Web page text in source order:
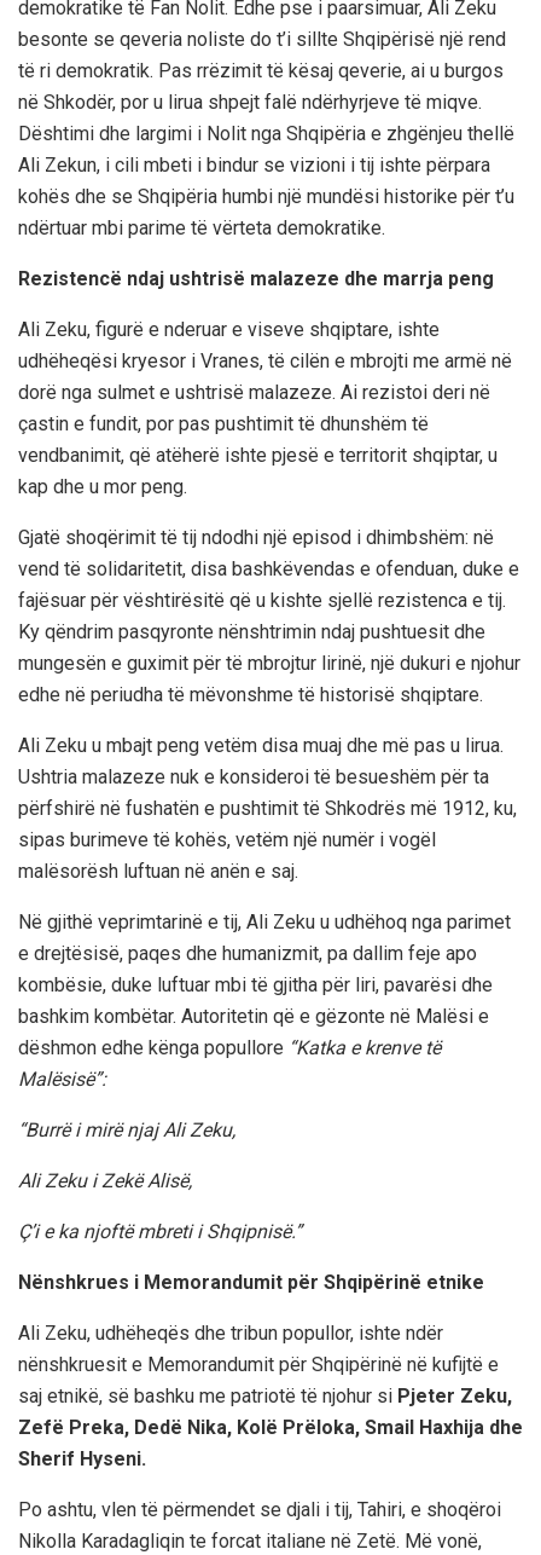
demokratike të Fan Nolit. Edhe pse i paarsimuar, Ali Zeku
besonte se qeveria noliste do t’i sillte Shqipërisë një rend
të ri demokratik. Pas rrëzimit të kësaj qeverie, ai u burgos
në Shkodër, por u lirua shpejt falë ndërhyrjeve të miqve.
Dështimi dhe largimi i Nolit nga Shqipëria e zhgënjeu thellë
Ali Zekun, i cili mbeti i bindur se vizioni i tij ishte përpara
kohës dhe se Shqipëria humbi një mundësi historike për t’u
ndërtuar mbi parime të vërteta demokratike.
Rezistencë ndaj ushtrisë malazeze dhe marrja peng
Ali Zeku, figurë e nderuar e viseve shqiptare, ishte
udhëheqësi kryesor i Vranes, të cilën e mbrojti me armë në
dorë nga sulmet e ushtrisë malazeze. Ai rezistoi deri në
çastin e fundit, por pas pushtimit të dhunshëm të
vendbanimit, që atëherë ishte pjesë e territorit shqiptar, u
kap dhe u mor peng.
Gjatë shoqërimit të tij ndodhi një episod i dhimbshëm: në
vend të solidaritetit, disa bashkëvendas e ofenduan, duke e
fajësuar për vështirësitë që u kishte sjellë rezistenca e tij.
Ky qëndrim pasqyronte nënshtrimin ndaj pushtuesit dhe
mungesën e guximit për të mbrojtur lirinë, një dukuri e njohur
edhe në periudha të mëvonshme të historisë shqiptare.
Ali Zeku u mbajt peng vetëm disa muaj dhe më pas u lirua.
Ushtria malazeze nuk e konsideroi të besueshëm për ta
përfshirë në fushatën e pushtimit të Shkodrës më 1912, ku,
sipas burimeve të kohës, vetëm një numër i vogël
malësorësh luftuan në anën e saj.
Në gjithë veprimtarinë e tij, Ali Zeku u udhëhoq nga parimet
e drejtësisë, paqes dhe humanizmit, pa dallim feje apo
kombësie, duke luftuar mbi të gjitha për liri, pavarësi dhe
bashkim kombëtar. Autoritetin që e gëzonte në Malësi e
dëshmon edhe kënga popullore “Katka e krenve të
Malësisë”:
“Burrë i mirë njaj Ali Zeku,
Ali Zeku i Zekë Alisë,
Ç’i e ka njoftë mbreti i Shqipnisë.”
Nënshkrues i Memorandumit për Shqipërinë etnike
Ali Zeku, udhëheqës dhe tribun popullor, ishte ndër
nënshkruesit e Memorandumit për Shqipërinë në kufijtë e
saj etnikë, së bashku me patriotë të njohur si Pjeter Zeku,
Zefë Preka, Dedë Nika, Kolë Prëloka, Smail Haxhija dhe
Sherif Hyseni.
Po ashtu, vlen të përmendet se djali i tij, Tahiri, e shoqëroi
Nikolla Karadagliqin te forcat italiane në Zetë. Më vonë,